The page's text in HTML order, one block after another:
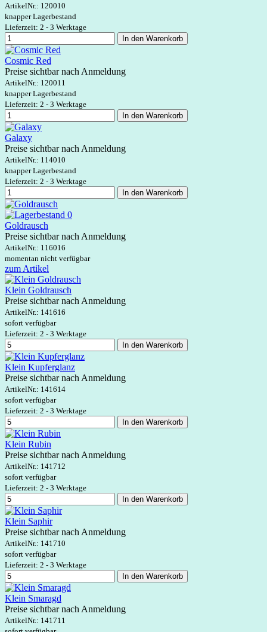
ArtikelNr.: 120010
knapper Lagerbestand
Lieferzeit: 2 - 3 Werktage
In den Warenkorb
Cosmic Red
Preise sichtbar nach Anmeldung
ArtikelNr.: 120011
knapper Lagerbestand
Lieferzeit: 2 - 3 Werktage
In den Warenkorb
Galaxy
Preise sichtbar nach Anmeldung
ArtikelNr.: 114010
knapper Lagerbestand
Lieferzeit: 2 - 3 Werktage
In den Warenkorb
Goldrausch
Preise sichtbar nach Anmeldung
ArtikelNr.: 116016
momentan nicht verfügbar
zum Artikel
Klein Goldrausch
Preise sichtbar nach Anmeldung
ArtikelNr.: 141616
sofort verfügbar
Lieferzeit: 2 - 3 Werktage
In den Warenkorb
Klein Kupferglanz
Preise sichtbar nach Anmeldung
ArtikelNr.: 141614
sofort verfügbar
Lieferzeit: 2 - 3 Werktage
In den Warenkorb
Klein Rubin
Preise sichtbar nach Anmeldung
ArtikelNr.: 141712
sofort verfügbar
Lieferzeit: 2 - 3 Werktage
In den Warenkorb
Klein Saphir
Preise sichtbar nach Anmeldung
ArtikelNr.: 141710
sofort verfügbar
Lieferzeit: 2 - 3 Werktage
In den Warenkorb
Klein Smaragd
Preise sichtbar nach Anmeldung
ArtikelNr.: 141711